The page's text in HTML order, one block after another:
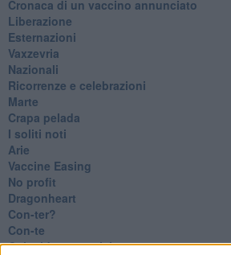
​Cronaca di un vaccino annunciato
​Liberazione
Esternazioni
Vaxzevria
Nazionali
​Ricorrenze e celebrazioni
Marte
​Crapa pelada
​I soliti noti
Arie
​Vaccine Easing
No profit
Dragonheart
Con-ter?
​Con-te
Coincidenze e crisi